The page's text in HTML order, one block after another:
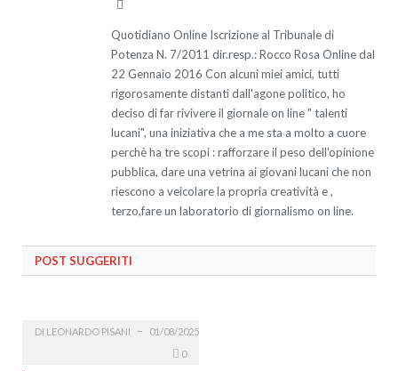
Quotidiano Online Iscrizione al Tribunale di
Potenza N. 7/2011 dir.resp.: Rocco Rosa Online dal
22 Gennaio 2016 Con alcuni miei amici, tutti
rigorosamente distanti dall'agone politico, ho
deciso di far rivivere il giornale on line " talenti
lucani", una iniziativa che a me sta a molto a cuore
perchè ha tre scopi : rafforzare il peso dell'opinione
pubblica, dare una vetrina ai giovani lucani che non
riescono a veicolare la propria creatività e ,
terzo,fare un laboratorio di giornalismo on line.
POST SUGGERITI
DI LEONARDO PISANI
01/08/2025
0